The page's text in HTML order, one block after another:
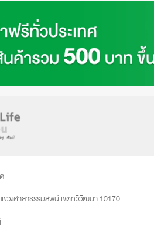
ขวงศาลาธรรมสพน์ เขตทวีวัฒนา 10170